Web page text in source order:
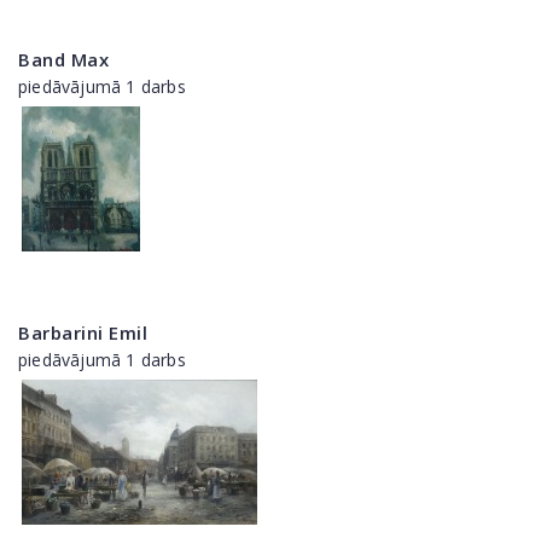
Band Max
piedāvājumā 1 darbs
Barbarini Emil
piedāvājumā 1 darbs